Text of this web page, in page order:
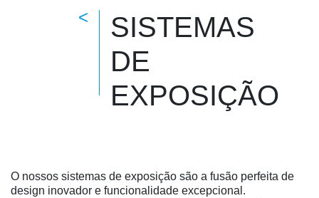
<
SISTEMAS
DE
EXPOSIÇÃO
O nossos sistemas de exposição são a fusão perfeita de
design inovador e funcionalidade excepcional.